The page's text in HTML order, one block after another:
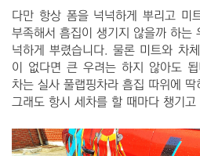
다만 항상 폼을 넉넉하게 뿌리고 미
부족해서 흠집이 생기지 않을까 하는
넉하게 뿌렸습니다. 물론 미트와 차
이 없다면 큰 우려는 하지 않아도
차는 실사 풀랩핑차라 흠집 따위에
그래도 항시 세차를 할 때마다 챙기고